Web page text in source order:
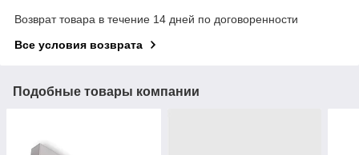
Возврат товара в течение 14 дней по договоренности
Все условия возврата
Подобные товары компании